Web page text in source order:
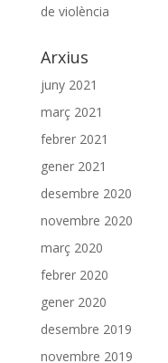
de violència
Arxius
juny 2021
març 2021
febrer 2021
gener 2021
desembre 2020
novembre 2020
març 2020
febrer 2020
gener 2020
desembre 2019
novembre 2019